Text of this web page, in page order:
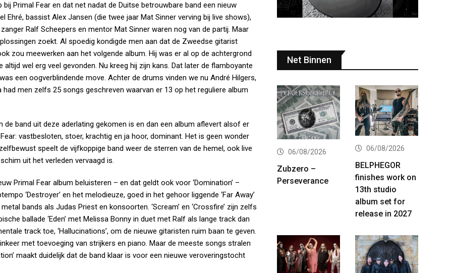
Primal Fear en dat net nadat de Duitse betrouwbare band een nieuw
Ehré, bassist Alex Jansen (die twee jaar Mat Sinner verving bij live shows),
Ralf Scheepers en mentor Mat Sinner waren nog van de partij. Maar
zoekt. Al spoedig kondigde men aan dat de Zweedse gitarist
zou meewerken aan het volgende album. Hij was er al op de achtergrond
wel erg veel gevonden. Nu kreeg hij zijn kans. Dat later de flamboyante
een oogverblindende move. Achter de drums vinden we nu André Hilgers,
men zelfs 25 songs geschreven waarvan er 13 op het reguliere album
band uit deze aderlating gekomen is en dan een album aflevert alsof er
vastbesloten, stoer, krachtig en ja hoor, dominant. Het is geen wonder
speelt de vijfkoppige band weer de sterren van de hemel, ook live
uit het verleden vervaagd is.
Primal Fear album beluisteren – en dat geldt ook voor ‘Domination’ –
‘Destroyer’ en het melodieuze, goed in het gehoor liggende ‘Far Away’
bands als Judas Priest en konsoorten. ‘Scream’ en ‘Crossfire’ zijn zelfs
ballade ‘Eden’ met Melissa Bonny in duet met Ralf als lange track dan
track toe, ‘Hallucinations’, om de nieuwe gitaristen ruim baan te geven.
met toevoeging van strijkers en piano. Maar de meeste songs stralen
maakt duidelijk dat de band klaar is voor een nieuwe veroveringstocht
Net Binnen
06/08/2026
Zubzero –
Perseverance
06/08/2026
BELPHEGOR
finishes work on
13th studio
album set for
release in 2027